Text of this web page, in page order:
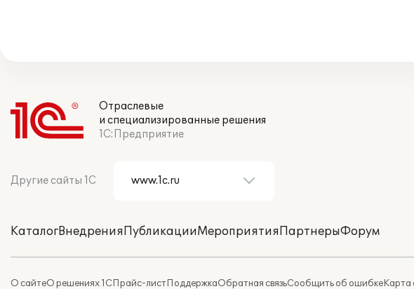
Отраслевые
и специализированные решения
1С:Предприятие
Другие сайты 1С
КаталогВнедренияПубликацииМероприятияПартнерыФорум
О сайтеО решениях 1СПрайс-листПоддержкаОбратная связьСообщить об ошибкеКарта